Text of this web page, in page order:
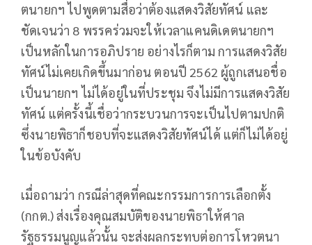
ตนายกฯ ไปพูดตามสื่อว่าต้องแสดงวิสัยทัศน์ และ
ชัดเจนว่า 8 พรรคร่วมจะให้เวลาแคนดิเดตนายกฯ
เป็นหลักในการอภิปราย อย่างไรก็ตาม การแสดงวิสัย
ทัศน์ไม่เคยเกิดขึ้นมาก่อน ตอนปี 2562 ผู้ถูกเสนอชื่อ
เป็นนายกฯ ไม่ได้อยู่ในที่ประชุม จึงไม่มีการแสดงวิสัย
ทัศน์ แต่ครั้งนี้เชื่อว่ากระบวนการจะเป็นไปตามปกติ
ซึ่งนายพิธาก็ชอบที่จะแสดงวิสัยทัศน์ได้ แต่ก็ไม่ได้อยู่
ในข้อบังคับ
เมื่อถามว่า กรณีล่าสุดที่คณะกรรมการการเลือกตั้ง
(กกต.) ส่งเรื่องคุณสมบัติของนายพิธาให้ศาล
รัฐธรรมนูญแล้วนั้น จะส่งผลกระทบต่อการโหวตนา